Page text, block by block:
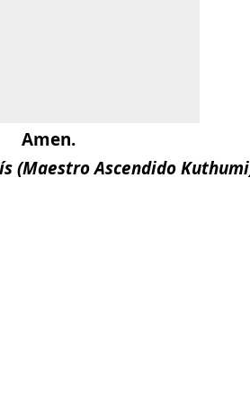
Amen.
(Maestro Ascendido